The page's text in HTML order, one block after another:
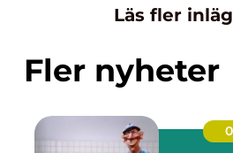
Läs fler
Fler nyheter